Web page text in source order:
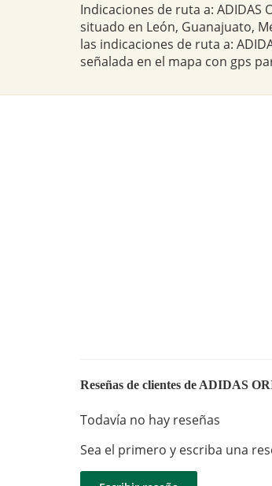
Indicaciones de ruta a: ADIDAS
situado en León, Guanajuato,
las indicaciones de ruta a:
señalada en el mapa con gps
Reseñas de clientes de ADIDAS
Todavía no hay reseñas
Sea el primero y escriba una